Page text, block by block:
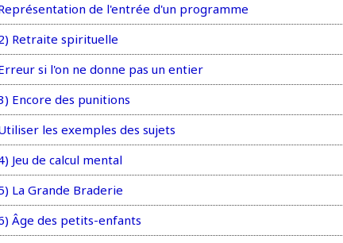
de l'entrée d'un programme
Retraite spirituelle
si l'on ne donne pas un entier
Encore des punitions
les exemples des sujets
Jeu de calcul mental
La Grande Braderie
Âge des petits-enfants